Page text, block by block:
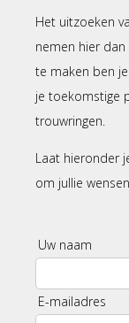
Het uitzoeken
nemen hier
te maken ben
je toekomstige
trouwringen.
Laat hieronder
om jullie
Uw naam
E-mailadres